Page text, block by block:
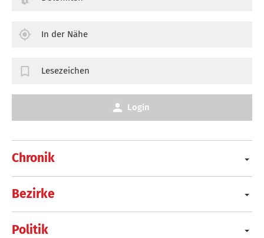
Chronik
Bezirke
Politik
In der Nähe
Lesezeichen
Login